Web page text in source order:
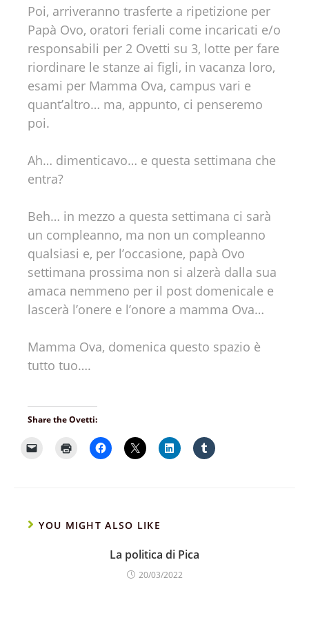
Poi, arriveranno trasferte a ripetizione per
Papà Ovo, oratori feriali come incaricati e/o
responsabili per 2 Ovetti su 3, lotte per fare
riordinare le stanze ai figli, in vacanza loro,
esami per Mamma Ova, campus vari e
quant’altro… ma, appunto, ci penseremo
poi.
Ah… dimenticavo… e questa settimana che
entra?
Beh… in mezzo a questa settimana ci sarà
un compleanno, ma non un compleanno
qualsiasi e, per l’occasione, papà Ovo
settimana prossima non si alzerà dalla sua
amaca nemmeno per il post domenicale e
lascerà l’onere e l’onore a mamma Ova…
Mamma Ova, domenica questo spazio è
tutto tuo….
Share the Ovetti:
YOU MIGHT ALSO LIKE
La politica di Pica
20/03/2022